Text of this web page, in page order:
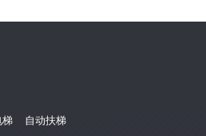
梯 自动扶梯